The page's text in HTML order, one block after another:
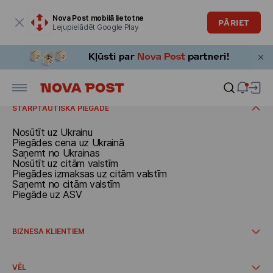
Nova Post mobilā lietotne
Lejupielādēt Google Play
PĀRIET
Dokumenti un pakas līdz 30 kg
Kravas ar svaru virs 30 kg
Pakalpojums nosūtīšanai no mājām
Piegādes maksa
SAŅEMŠANA
Saņemšana Latvijā
STARPTAUTISKĀ PIEGĀDE
Nosūtīt uz Ukrainu
Piegādes cena uz Ukrainā
Saņemt no Ukrainas
Nosūtīt uz citām valstīm
Piegādes izmaksas uz citām valstīm
Saņemt no citām valstīm
Piegāde uz ASV
BIZNESA KLIENTIEM
Sadarbības uzsākšana
VĒL